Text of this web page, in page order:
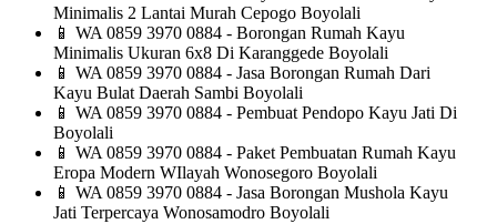
Minimalis 2 Lantai Murah Cepogo Boyolali
📱 WA 0859 3970 0884 - Borongan Rumah Kayu
Minimalis Ukuran 6x8 Di Karanggede Boyolali
📱 WA 0859 3970 0884 - Jasa Borongan Rumah Dari
Kayu Bulat Daerah Sambi Boyolali
📱 WA 0859 3970 0884 - Pembuat Pendopo Kayu Jati Di
Boyolali
📱 WA 0859 3970 0884 - Paket Pembuatan Rumah Kayu
Eropa Modern WIlayah Wonosegoro Boyolali
📱 WA 0859 3970 0884 - Jasa Borongan Mushola Kayu
Jati Terpercaya Wonosamodro Boyolali